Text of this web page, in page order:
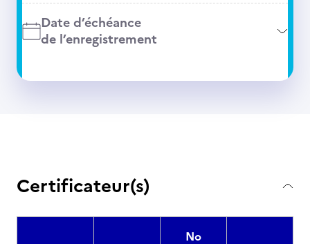
Date d’échéance
de l’enregistrement
Certificateur(s)
No